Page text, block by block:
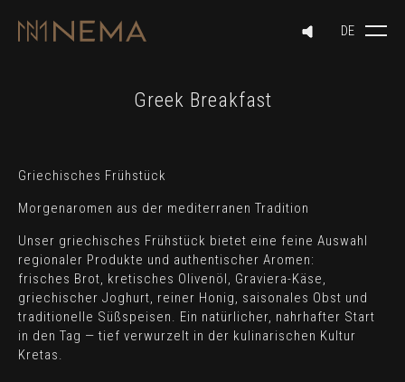
Greek Breakfast
Griechisches Frühstück
Morgenaromen aus der mediterranen Tradition
Unser griechisches Frühstück bietet eine feine Auswahl
regionaler Produkte und authentischer Aromen:
frisches Brot, kretisches Olivenöl, Graviera-Käse,
griechischer Joghurt, reiner Honig, saisonales Obst und
traditionelle Süßspeisen. Ein natürlicher, nahrhafter Start
in den Tag — tief verwurzelt in der kulinarischen Kultur
Kretas.